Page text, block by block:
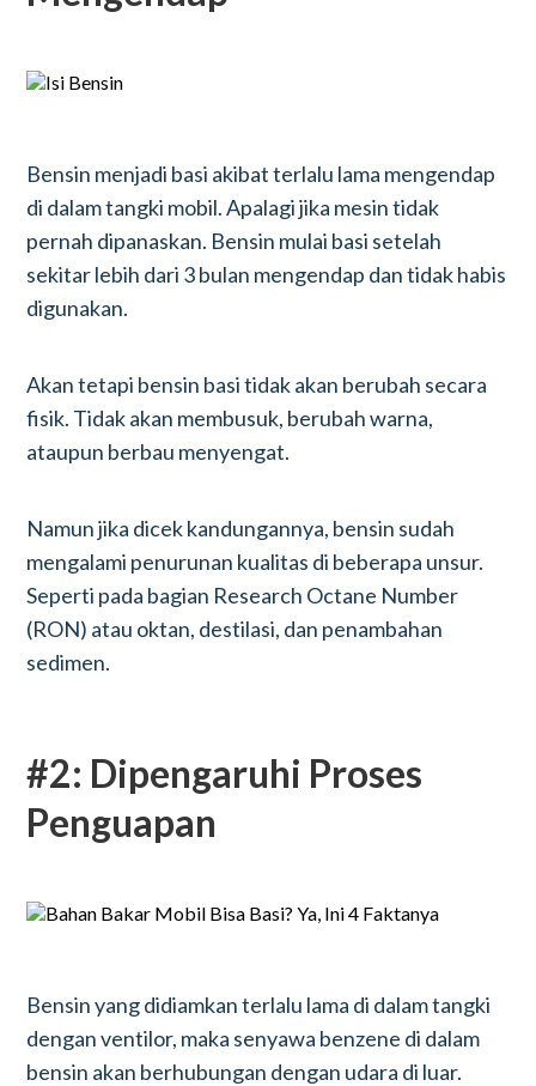
Bensin menjadi basi akibat terlalu lama mengendap
di dalam tangki mobil. Apalagi jika mesin tidak
pernah dipanaskan. Bensin mulai basi setelah
sekitar lebih dari 3 bulan mengendap dan tidak habis
digunakan.
Akan tetapi bensin basi tidak akan berubah secara
fisik. Tidak akan membusuk, berubah warna,
ataupun berbau menyengat.
Namun jika dicek kandungannya, bensin sudah
mengalami penurunan kualitas di beberapa unsur.
Seperti pada bagian Research Octane Number
(RON) atau oktan, destilasi, dan penambahan
sedimen.
#2: Dipengaruhi Proses
Penguapan
Bensin yang didiamkan terlalu lama di dalam tangki
dengan ventilor, maka senyawa benzene di dalam
bensin akan berhubungan dengan udara di luar.